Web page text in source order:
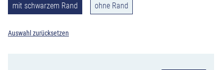
mit schwarzem Rand ohne Rand
Auswahl zurücksetzen